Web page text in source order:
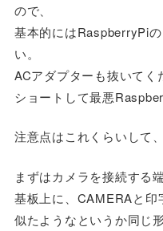
ので、
基本的にはRaspberryPi
い。
ACアダプターも抜いてく
ショートして最悪
注意点はこれくらいして
まずはカメラを接続する
基板上に、CAMERAと印
似たようなというか同じ